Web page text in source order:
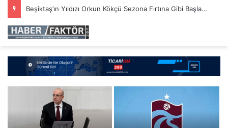
Anadolu Efes Başantrenörü Pablo Laso’dan Shane Larkin Açıklaması: “Kulüp Her Şeyden Üstündür”